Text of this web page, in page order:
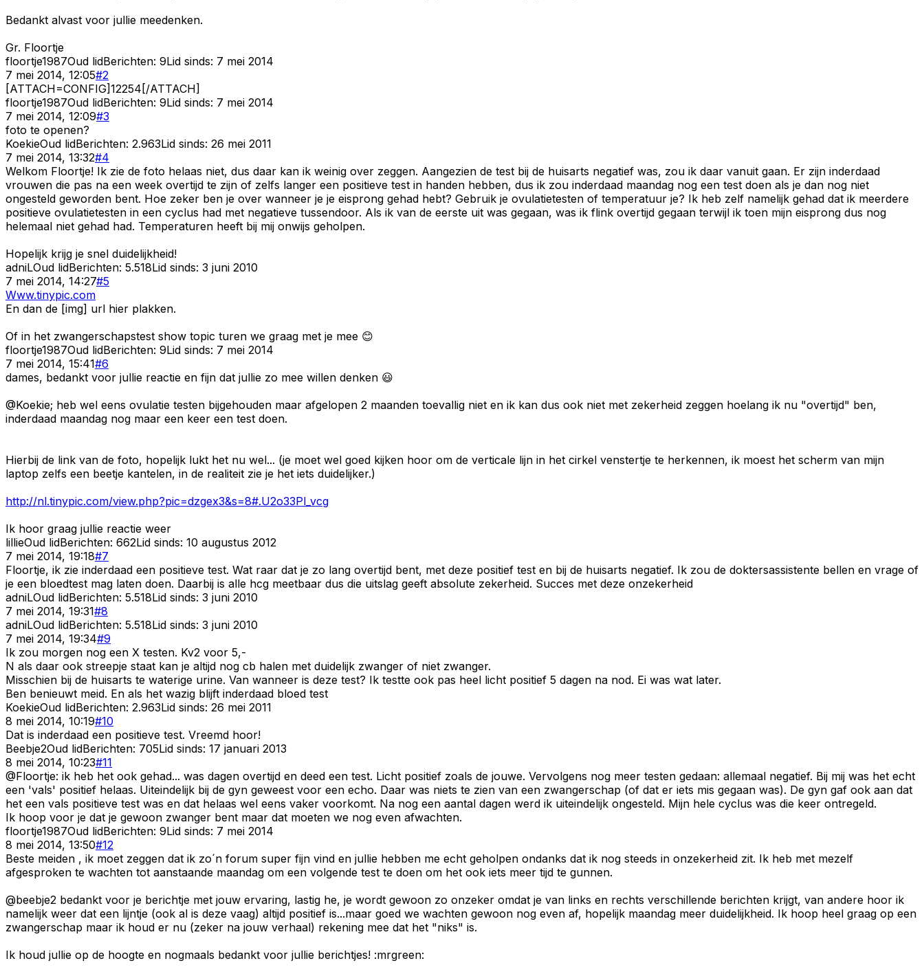
Bedankt alvast voor jullie meedenken.
Gr. Floortje
floortje1987Oud lidBerichten: 9Lid sinds: 7 mei 2014
7 mei 2014, 12:05#2
[ATTACH=CONFIG]12254[/ATTACH]
floortje1987Oud lidBerichten: 9Lid sinds: 7 mei 2014
7 mei 2014, 12:09#3
foto te openen?
KoekieOud lidBerichten: 2.963Lid sinds: 26 mei 2011
7 mei 2014, 13:32#4
Welkom Floortje! Ik zie de foto helaas niet, dus daar kan ik weinig over zeggen. Aangezien de test bij de huisarts negatief was, zou ik daar vanuit gaan. Er zijn inderdaad
vrouwen die pas na een week overtijd te zijn of zelfs langer een positieve test in handen hebben, dus ik zou inderdaad maandag nog een test doen als je dan nog niet
ongesteld geworden bent. Hoe zeker ben je over wanneer je je eisprong gehad hebt? Gebruik je ovulatietesten of temperatuur je? Ik heb zelf namelijk gehad dat ik meerdere
positieve ovulatietesten in een cyclus had met negatieve tussendoor. Als ik van de eerste uit was gegaan, was ik flink overtijd gegaan terwijl ik toen mijn eisprong dus nog
helemaal niet gehad had. Temperaturen heeft bij mij onwijs geholpen.
Hopelijk krijg je snel duidelijkheid!
adniLOud lidBerichten: 5.518Lid sinds: 3 juni 2010
7 mei 2014, 14:27#5
Www.tinypic.com
En dan de [img] url hier plakken.
Of in het zwangerschapstest show topic turen we graag met je mee 😊
floortje1987Oud lidBerichten: 9Lid sinds: 7 mei 2014
7 mei 2014, 15:41#6
dames, bedankt voor jullie reactie en fijn dat jullie zo mee willen denken 😃
@Koekie; heb wel eens ovulatie testen bijgehouden maar afgelopen 2 maanden toevallig niet en ik kan dus ook niet met zekerheid zeggen hoelang ik nu "overtijd" ben,
inderdaad maandag nog maar een keer een test doen.
Hierbij de link van de foto, hopelijk lukt het nu wel... (je moet wel goed kijken hoor om de verticale lijn in het cirkel venstertje te herkennen, ik moest het scherm van mijn
laptop zelfs een beetje kantelen, in de realiteit zie je het iets duidelijker.)
http://nl.tinypic.com/view.php?pic=dzgex3&s=8#.U2o33Pl_vcg
Ik hoor graag jullie reactie weer
lillieOud lidBerichten: 662Lid sinds: 10 augustus 2012
7 mei 2014, 19:18#7
Floortje, ik zie inderdaad een positieve test. Wat raar dat je zo lang overtijd bent, met deze positief test en bij de huisarts negatief. Ik zou de doktersassistente bellen en vrage of
je een bloedtest mag laten doen. Daarbij is alle hcg meetbaar dus die uitslag geeft absolute zekerheid. Succes met deze onzekerheid
adniLOud lidBerichten: 5.518Lid sinds: 3 juni 2010
7 mei 2014, 19:31#8
adniLOud lidBerichten: 5.518Lid sinds: 3 juni 2010
7 mei 2014, 19:34#9
Ik zou morgen nog een X testen. Kv2 voor 5,-
N als daar ook streepje staat kan je altijd nog cb halen met duidelijk zwanger of niet zwanger.
Misschien bij de huisarts te waterige urine. Van wanneer is deze test? Ik testte ook pas heel licht positief 5 dagen na nod. Ei was wat later.
Ben benieuwt meid. En als het wazig blijft inderdaad bloed test
KoekieOud lidBerichten: 2.963Lid sinds: 26 mei 2011
8 mei 2014, 10:19#10
Dat is inderdaad een positieve test. Vreemd hoor!
Beebje2Oud lidBerichten: 705Lid sinds: 17 januari 2013
8 mei 2014, 10:23#11
@Floortje: ik heb het ook gehad... was dagen overtijd en deed een test. Licht positief zoals de jouwe. Vervolgens nog meer testen gedaan: allemaal negatief. Bij mij was het echt
een 'vals' positief helaas. Uiteindelijk bij de gyn geweest voor een echo. Daar was niets te zien van een zwangerschap (of dat er iets mis gegaan was). De gyn gaf ook aan dat
het een vals positieve test was en dat helaas wel eens vaker voorkomt. Na nog een aantal dagen werd ik uiteindelijk ongesteld. Mijn hele cyclus was die keer ontregeld.
Ik hoop voor je dat je gewoon zwanger bent maar dat moeten we nog even afwachten.
floortje1987Oud lidBerichten: 9Lid sinds: 7 mei 2014
8 mei 2014, 13:50#12
Beste meiden , ik moet zeggen dat ik zo´n forum super fijn vind en jullie hebben me echt geholpen ondanks dat ik nog steeds in onzekerheid zit. Ik heb met mezelf
afgesproken te wachten tot aanstaande maandag om een volgende test te doen om het ook iets meer tijd te gunnen.
@beebje2 bedankt voor je berichtje met jouw ervaring, lastig he, je wordt gewoon zo onzeker omdat je van links en rechts verschillende berichten krijgt, van andere hoor ik
namelijk weer dat een lijntje (ook al is deze vaag) altijd positief is...maar goed we wachten gewoon nog even af, hopelijk maandag meer duidelijkheid. Ik hoop heel graag op een
zwangerschap maar ik houd er nu (zeker na jouw verhaal) rekening mee dat het "niks" is.
Ik houd jullie op de hoogte en nogmaals bedankt voor jullie berichtjes! :mrgreen: